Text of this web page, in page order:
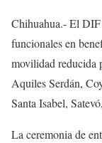
Chihuahua.- El DIF
funcionales en
movilidad reducida
Aquiles Serdán,
Santa Isabel,
La ceremonia de